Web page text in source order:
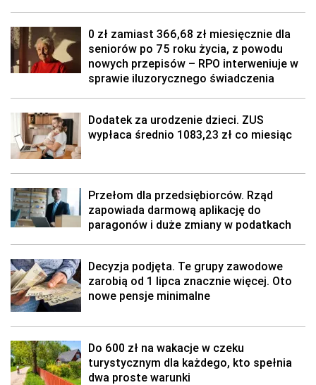
0 zł zamiast 366,68 zł miesięcznie dla
seniorów po 75 roku życia, z powodu
nowych przepisów – RPO interweniuje w
sprawie iluzorycznego świadczenia
Dodatek za urodzenie dzieci. ZUS
wypłaca średnio 1083,23 zł co miesiąc
Przełom dla przedsiębiorców. Rząd
zapowiada darmową aplikację do
paragonów i duże zmiany w podatkach
Decyzja podjęta. Te grupy zawodowe
zarobią od 1 lipca znacznie więcej. Oto
nowe pensje minimalne
Do 600 zł na wakacje w czeku
turystycznym dla każdego, kto spełnia
dwa proste warunki